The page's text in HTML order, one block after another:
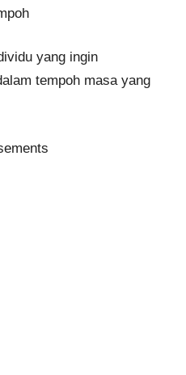
yang ingin
tempoh masa yang